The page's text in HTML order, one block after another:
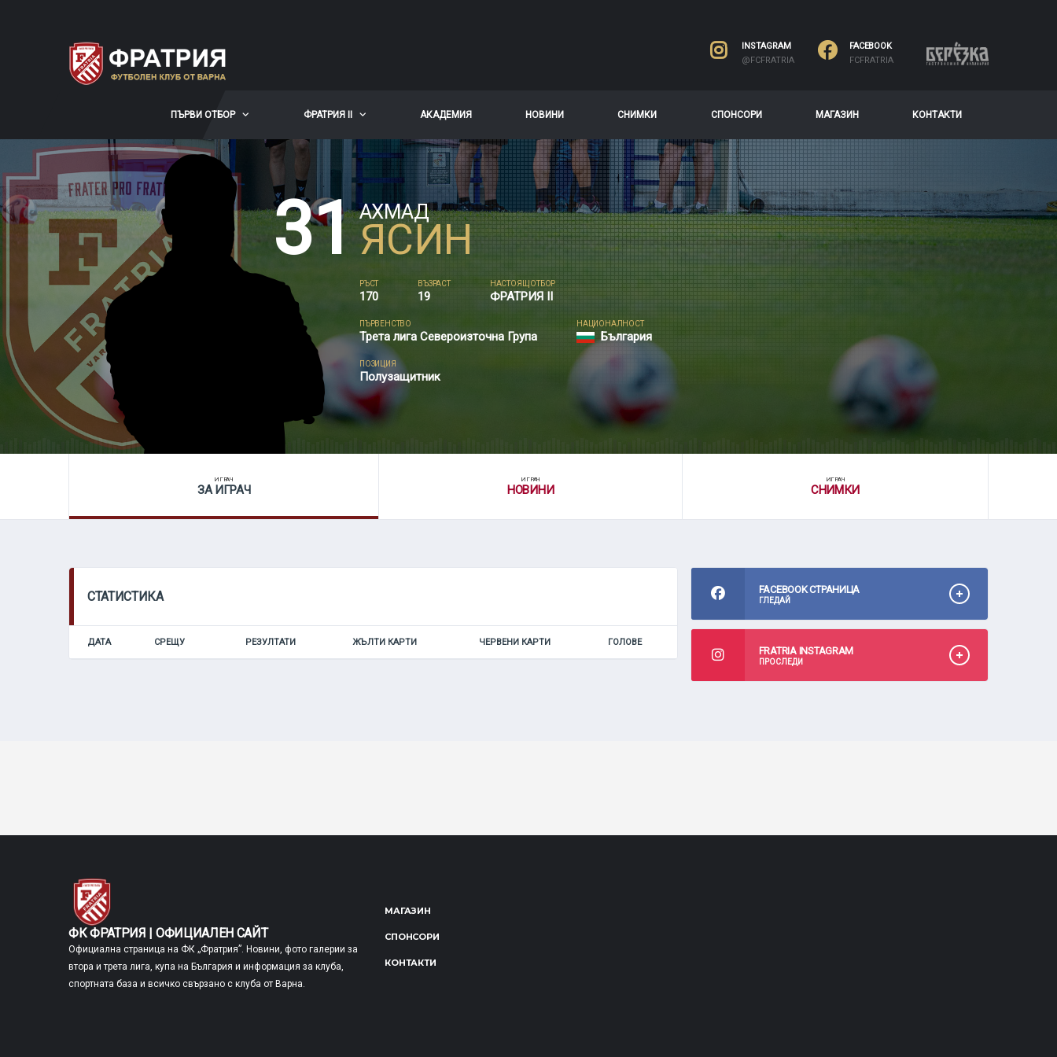
INSTAGRAM
@FCFRATRIA
FACEBOOK
FCFRATRIA
ПЪРВИ ОТБОР ФРАТРИЯ II АКАДЕМИЯ НОВИНИ СНИМКИ СПОНСОРИ МАГАЗИН КОНТАКТИ
31 АХМАД
ЯСИН
РЪСТ
170
ВЪЗРАСТ
19
НАСТОЯЩ ОТБОР
ФРАТРИЯ II
ПЪРВЕНСТВО
Трета лига Североизточна Група
НАЦИОНАЛНОСТ
България
ПОЗИЦИЯ
Полузащитник
ИГРАЧ
ЗА ИГРАЧ
ИГРАЧ
НОВИНИ
ИГРАЧ
СНИМКИ
СТАТИСТИКА
ДАТА СРЕЩУ РЕЗУЛТАТИ ЖЪЛТИ КАРТИ ЧЕРВЕНИ КАРТИ ГОЛОВЕ
FACEBOOK СТРАНИЦА
ГЛЕДАЙ
FRATRIA INSTAGRAM
ПРОСЛЕДИ
ФК ФРАТРИЯ | ОФИЦИАЛЕН САЙТ
Официална страница на ФК „Фратрия”. Новини, фото галерии за
втора и трета лига, купа на България и информация за клуба,
спортната база и всичко свързано с клуба от Варна.
МАГАЗИН
СПОНСОРИ
КОНТАКТИ